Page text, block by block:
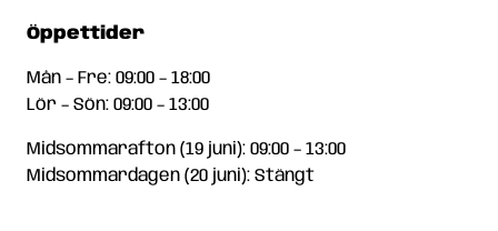
Öppettider
Mån – Fre: 09:00 – 18:00
Lör – Sön: 09:00 – 13:00
Midsommarafton (19 juni): 09:00 – 13:00
Midsommardagen (20 juni): Stängt